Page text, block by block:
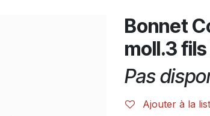
Bonnet
moll.3 fils
Pas
Ajouter à la